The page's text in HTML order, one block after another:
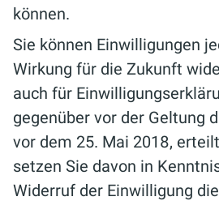
können.
Sie können Einwilligungen
Wirkung für die Zukunft
auch für
gegenüber vor der Geltung
vor dem 25. Mai 2018,
setzen Sie davon in
Widerruf der Einwilligung